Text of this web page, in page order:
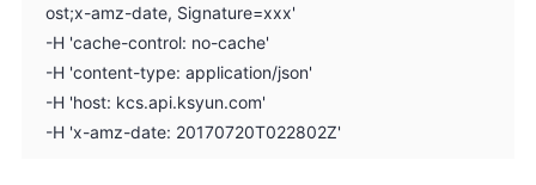
ost;x-amz-date, Signature=xxx'
-H 'cache-control: no-cache'
-H 'content-type: application/json'
-H 'host: kcs.api.ksyun.com'
-H 'x-amz-date: 20170720T022802Z'